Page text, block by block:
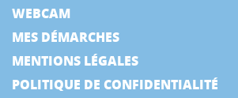
WEBCAM
MES DÉMARCHES
MENTIONS LÉGALES
POLITIQUE DE CONFIDENTIALITÉ